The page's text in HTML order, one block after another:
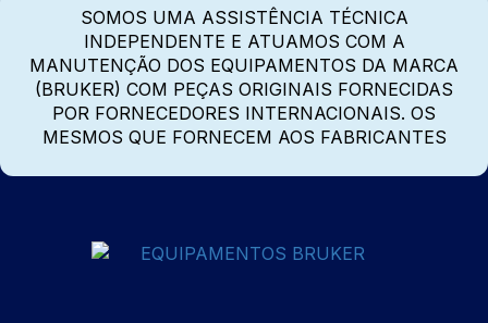
SOMOS UMA ASSISTÊNCIA TÉCNICA
INDEPENDENTE E ATUAMOS COM A
MANUTENÇÃO DOS EQUIPAMENTOS DA MARCA
(BRUKER) COM PEÇAS ORIGINAIS FORNECIDAS
POR FORNECEDORES INTERNACIONAIS. OS
MESMOS QUE FORNECEM AOS FABRICANTES